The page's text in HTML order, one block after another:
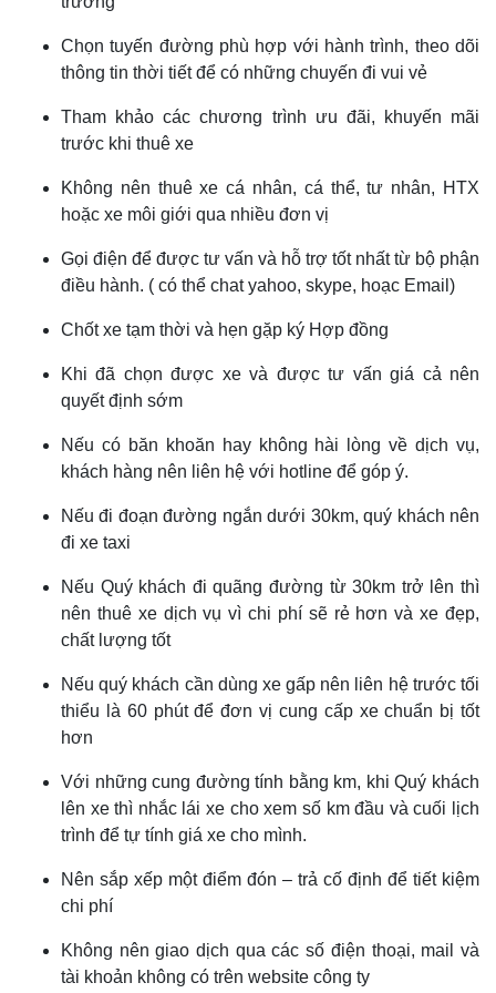
Chọn tuyến đường phù hợp với hành trình, theo dõi
thông tin thời tiết để có những chuyến đi vui vẻ
Tham khảo các chương trình ưu đãi, khuyến mãi
trước khi thuê xe
Không nên thuê xe cá nhân, cá thể, tư nhân, HTX
hoặc xe môi giới qua nhiều đơn vị
Gọi điện để được tư vấn và hỗ trợ tốt nhất từ bộ phận
điều hành. ( có thể chat yahoo, skype, hoạc Email)
Chốt xe tạm thời và hẹn gặp ký Hợp đồng
Khi đã chọn được xe và được tư vấn giá cả nên
quyết định sớm
Nếu có băn khoăn hay không hài lòng về dịch vụ,
khách hàng nên liên hệ với hotline để góp ý.
Nếu đi đoạn đường ngắn dưới 30km, quý khách nên
đi xe taxi
Nếu Quý khách đi quãng đường từ 30km trở lên thì
nên thuê xe dịch vụ vì chi phí sẽ rẻ hơn và xe đẹp,
chất lượng tốt
Nếu quý khách cần dùng xe gấp nên liên hệ trước tối
thiểu là 60 phút để đơn vị cung cấp xe chuẩn bị tốt
hơn
Với những cung đường tính bằng km, khi Quý khách
lên xe thì nhắc lái xe cho xem số km đầu và cuối lịch
trình để tự tính giá xe cho mình.
Nên sắp xếp một điểm đón – trả cố định để tiết kiệm
chi phí
Không nên giao dịch qua các số điện thoại, mail và
tài khoản không có trên website công ty